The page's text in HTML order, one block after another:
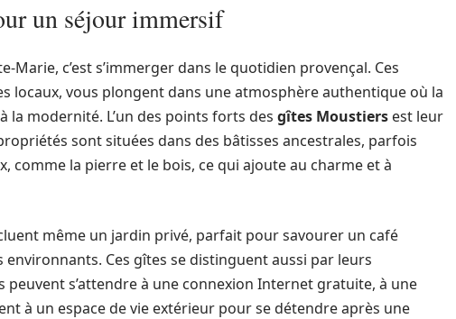
un séjour immersif
c’est s’immerger dans le quotidien provençal. Ces
locaux, vous plongent dans une atmosphère authentique où la
modernité. L’un des points forts des gîtes Moustiers est leur
sont situées dans des bâtisses ancestrales, parfois
comme la pierre et le bois, ce qui ajoute au charme et à
même un jardin privé, parfait pour savourer un café
Ces gîtes se distinguent aussi par leurs
peuvent s’attendre à une connexion Internet gratuite, à une
à un espace de vie extérieur pour se détendre après une